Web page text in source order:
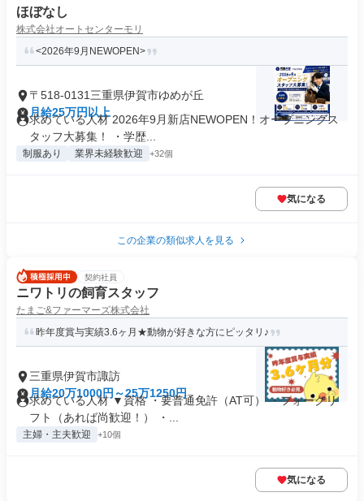
ほぼなし
株式会社オートセンターモリ
<2026年9月NEWOPEN>
〒518-0131三重県伊賀市ゆめが丘
月給25万円以上
求めている人材 2026年9月新店NEWOPEN！オープニングス
タッフ大募集！ ・学歴...
制服あり 業界未経験歓迎 +32個
気になる
この企業の類似求人を見る
契約社員
ニワトリの飼育スタッフ
たまご&ファーマーズ株式会社
昨年度賞与実績3.6ヶ月★動物が好きな方にピッタリ♪
三重県伊賀市諏訪
月給20万1000円～25万1250円
求めている人材 ▼資格 ・要普通免許（AT可） ・フォークリ
フト（あれば尚歓迎！） ・...
主婦・主夫歓迎 +10個
気になる